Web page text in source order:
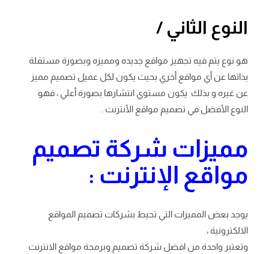
النوع الثاني /
هو نوع يتم فيه تجهيز مواقع جديده ومميزه وبصورة مستقلة
بذاتها عن أي مواقع أخري بحيث يكون لكل عميل تصميم مميز
عن غيره و بذلك يكون مستوي انتشارها بصورة أعلي ، فهو
النوع الأفضل في تصميم مواقع الأنترنت .
مميزات شركة تصميم
مواقع الإنترنت :
يوجد بعض المميزات التي تحيط بشركات تصميم المواقع
الالكترونية ،
وتعتبر واحدة من افضل شركة تصميم وبرمجة مواقع الانترنت